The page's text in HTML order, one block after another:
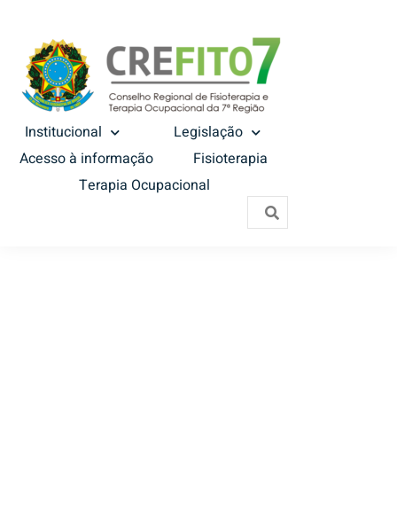
Institucional
Legislação
Acesso à informação
Fisioterapia
Terapia Ocupacional